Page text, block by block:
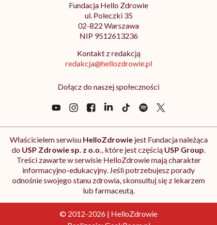
Fundacja Hello Zdrowie
ul. Poleczki 35
02-822 Warszawa
NIP 9512613236
Kontakt z redakcją
redakcja@hellozdrowie.pl
Dołącz do naszej społeczności
Właścicielem serwisu HelloZdrowiejest Fundacja należąca
do USP Zdrowie sp. z o.o. , które jest częścią USP Group
Treści zawarte w serwisie HelloZdrowie mają charakter
informacyjno-edukacyjny. Jeśli potrzebujesz porady
odnośnie swojego stanu zdrowia, skonsultuj się z lekarzem
lub farmaceutą.
© 2012-2026 | HelloZdrowie